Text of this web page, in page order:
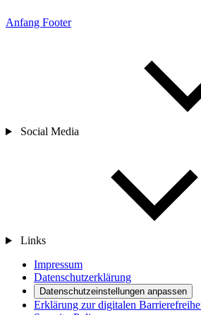
Anfang Footer
Social Media
Links
Impressum
Datenschutzerklärung
Datenschutzeinstellungen anpassen
Erklärung zur digitalen